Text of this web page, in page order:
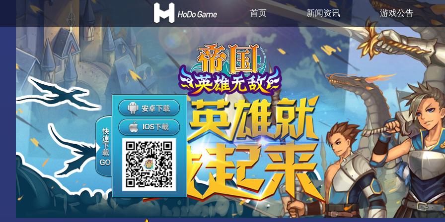
首页 新闻资讯 游戏公告